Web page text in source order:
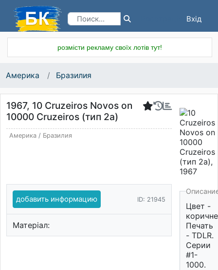
Вхід
розмісти рекламу своїх лотів тут!
Америка Бразилия
1967, 10 Cruzeiros Novos on
10000 Cruzeiros (тип 2a)
Америка/ Бразилия
добавить информацию ID: 21945
Матеріал:
Цвет -
Печать
- TDLR.
Серии
#1-
1000.